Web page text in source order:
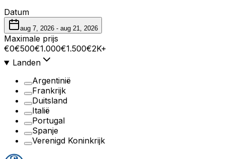
Datum
aug 7, 2026 - aug 21, 2026
Maximale prijs
€0€500€1.000€1.500€2K+
Landen
Argentinië
Frankrijk
Duitsland
Italië
Portugal
Spanje
Verenigd Koninkrijk